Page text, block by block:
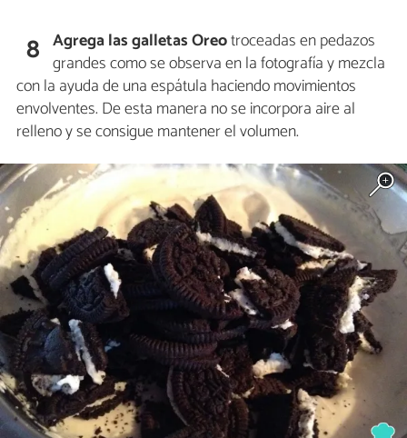
8 Agrega las galletas Oreotroceadas en pedazos
grandes como se observa en la fotografía y mezcla
con la ayuda de una espátula haciendo movimientos
envolventes. De esta manera no se incorpora aire al
relleno y se consigue mantener el volumen.